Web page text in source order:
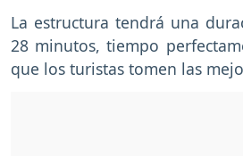
La estructura tendrá una
28 minutos, tiempo
que los turistas tomen las